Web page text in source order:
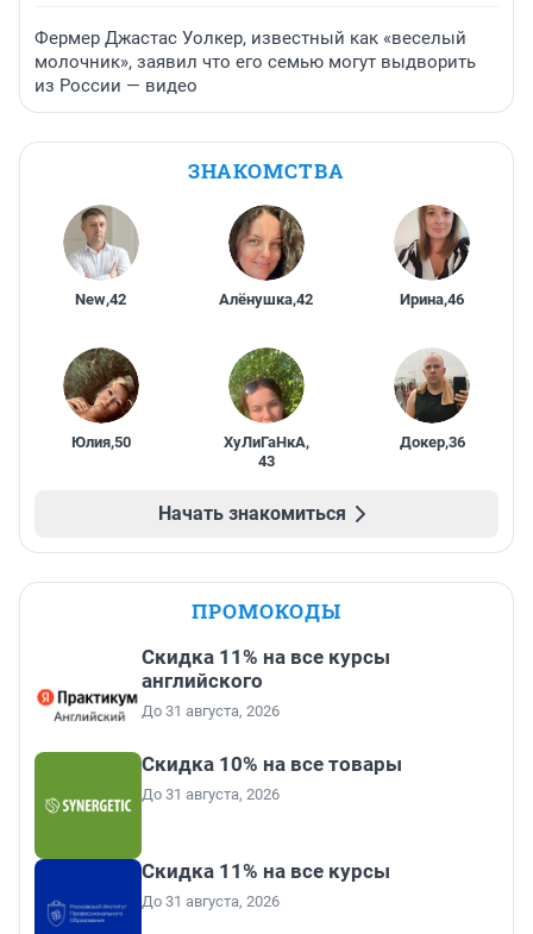
Фермер Джастас Уолкер, известный как «веселый
молочник», заявил что его семью могут выдворить
из России — видео
ЗНАКОМСТВА
New,42 Алёнушка,42 Ирина,46
Юлия,50 ХуЛиГаНкА,
43
Докер,36
Начать знакомиться
ПРОМОКОДЫ
Скидка 11% на все курсы
английского
До 31 августа, 2026
Скидка 10% на все товары
До 31 августа, 2026
Скидка 11% на все курсы
До 31 августа, 2026